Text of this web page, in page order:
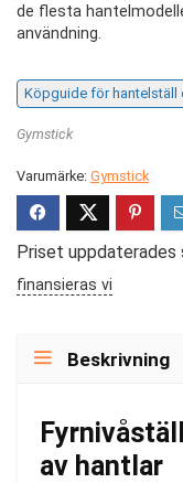
de flesta
användning.
Köpguide för hantelställ
Gymstick
Varumärke: Gymstick
Priset uppdaterades
finansieras vi
Beskrivning
av hantlar